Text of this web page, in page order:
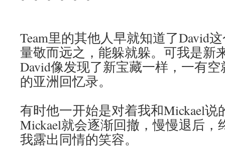
Team里的其他人早就知道了David
量敬而远之，能躲就躲。可我是新
David像发现了新宝藏一样，一有
的亚洲回忆录。
有时他一开始是对着我和Mickael说
Mickael就会逐渐回撤，慢慢退后，
我露出同情的笑容。